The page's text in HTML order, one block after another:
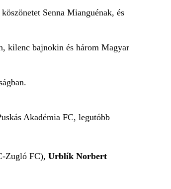
Senna Mianguénak, és
kilenc bajnokin és három Magyar
Akadémia FC, legutóbb
Zugló FC), Urblík Norbert